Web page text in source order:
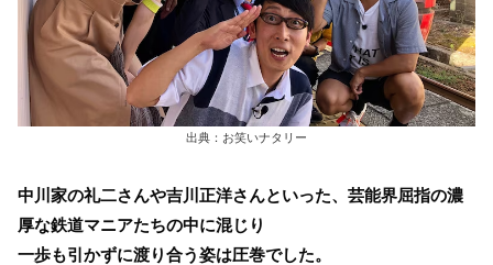
出典：お笑いナタリー
中川家の礼二さんや吉川正洋さんといった、芸能界屈指の濃
厚な鉄道マニアたちの中に混じり
一歩も引かずに渡り合う姿は圧巻でした。